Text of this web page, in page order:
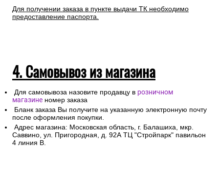
Для получении заказа в пункте выдачи ТК необходимо
предоставление паспорта.
4. Самовывоз из магазина
Для самовывоза назовите продавцу в розничном
магазине номер заказа
Бланк заказа Вы получите на указанную электронную почту
после оформления покупки.
Адрес магазина: Московская область, г. Балашиха, мкр.
Саввино, ул. Пригородная, д. 92А ТЦ "Стройпарк" павильон
4 линия В.